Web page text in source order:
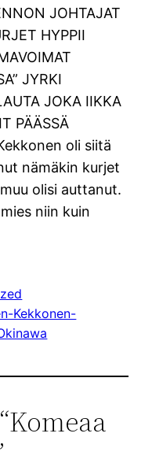
JOHTAJAT
HYPPII
JYRKI
JOKA IIKKA
PÄÄSSÄ
oli siitä
nämäkin kurjet
olisi auttanut.
niin kuin
Kekkonen-